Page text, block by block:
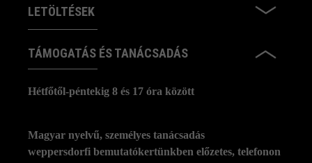
LETÖLTÉSEK
TÁMOGATÁS ÉS TANÁCSADÁS
Hétfőtől-péntekig 8 és 17 óra között
Magyar nyelvű, személyes tanácsadás
weppersdorfi bemutatókertünkben előzetes, telefonon